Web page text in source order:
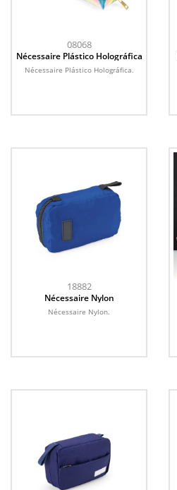
08068
Nécessaire Plástico Holográfica
Nécessaire Plástico Holográfica.
18882
Nécessaire Nylon
Nécessaire Nylon.